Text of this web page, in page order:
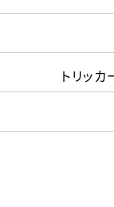
トリッ